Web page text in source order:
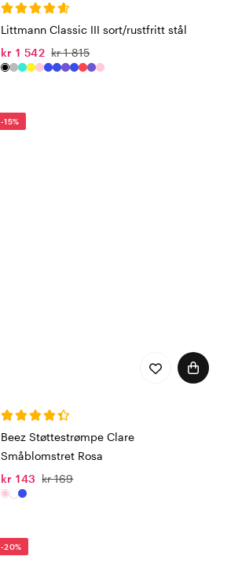
Littmann Classic III sort/rustfritt stål
kr 1 542 kr 1 815
-15%
Beez Støttestrømpe Clare
Småblomstret Rosa
kr 143 kr 169
-20%